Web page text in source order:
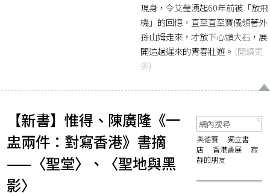
現身，令艾瑩湧起60年前被「放飛
機」的回憶，直至直至寶儀領著外
孫山姆走來，才放下心頭大石，展
開這趟遲來的青春壯遊。 (閱讀更
多)
【新書】惟得、陳廣隆《一
盅兩件：對寫香港》書摘
——〈聖堂〉、〈聖地與黑
影〉
奧德賽
獨立書
店
香港書展
寂
靜的朋友